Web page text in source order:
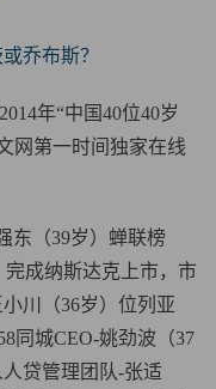
乔布斯？
年“中国40位40岁
网第一时间独家在线
东（39岁）蝉联榜
成纳斯达克上市，市
川（36岁）位列亚
同城CEO-姚劲波（37
贷管理团队-张适